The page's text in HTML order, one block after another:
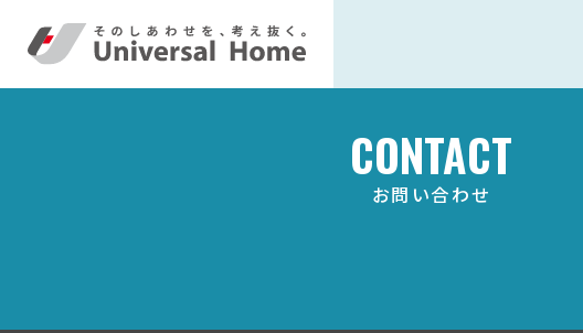
CONTACT
お問い合わせ